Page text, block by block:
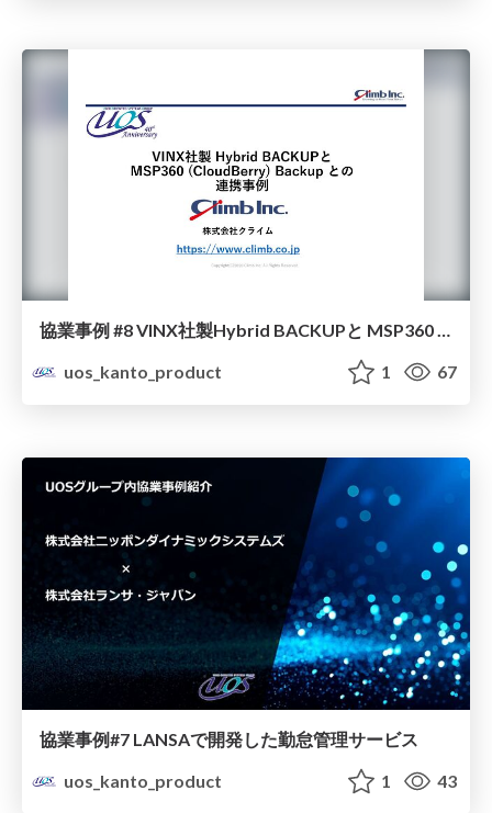
協業事例 #8 VINX社製Hybrid BACKUPと MSP360 (CloudBerry) Backup との 連携
uos_kanto_product
1 67
協業事例#7 LANSAで開発した勤怠管理サービス
uos_kanto_product
1 43